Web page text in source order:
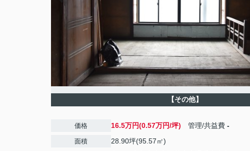
【その他】
価格 16.5万円(0.57万円/坪) 管理/共益費 -
面積 28.90坪(95.57㎡)